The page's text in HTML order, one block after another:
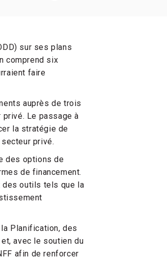
sur ses plans
comprend six
faire
auprès de trois
Le passage à
la stratégie de
privé.
des options de
de financement.
des outils tels que la
Planification, des
avec le soutien du
afin de renforcer